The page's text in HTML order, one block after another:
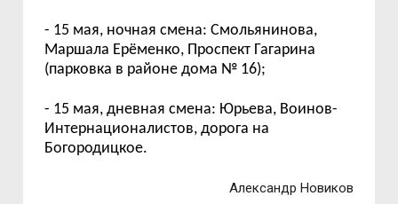
- 15 мая, ночная смена: Смольянинова,
Маршала Ерёменко, Проспект Гагарина
(парковка в районе дома № 16);
- 15 мая, дневная смена: Юрьева, Воинов-
Интернационалистов, дорога на
Богородицкое.
Александр Новиков